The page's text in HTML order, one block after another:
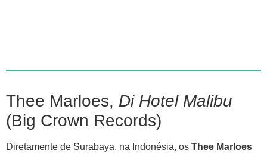
Thee Marloes, Di Hotel Malibu
(Big Crown Records)
Diretamente de Surabaya, na Indonésia, os Thee Marloes